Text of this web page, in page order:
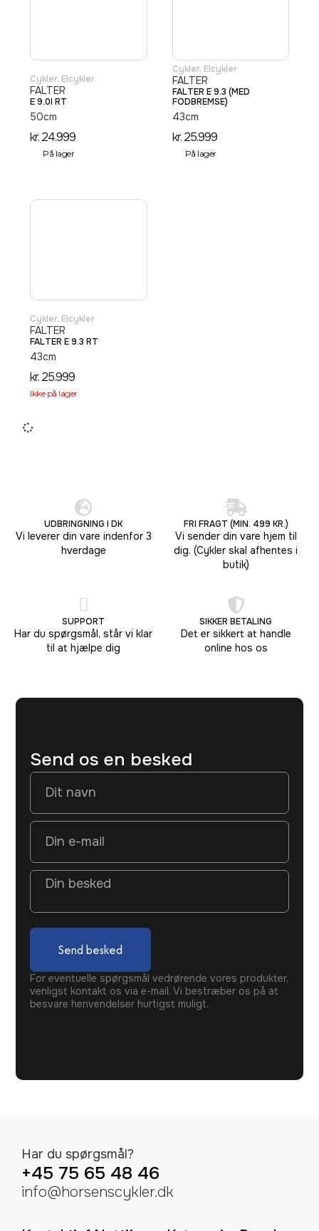
Cykler, Elcykler
FALTER
E 9.0I RT
50cm
kr.24.999
På lager
Cykler, Elcykler
FALTER
FALTER E 9.3 (MED
FODBREMSE)
43cm
kr.25.999
På lager
Cykler, Elcykler
FALTER
FALTER E 9.3 RT
43cm
kr.25.999
Ikke på lager
UDBRINGNING I DK
Vi leverer din vare indenfor 3
hverdage
FRI FRAGT (MIN. 499 KR.)
Vi sender din vare hjem til
dig. (Cykler skal afhentes i
butik)
SUPPORT
Har du spørgsmål, står vi klar
til at hjælpe dig
SIKKER BETALING
Det er sikkert at handle
online hos os
Send os en besked
Send besked
For eventuelle spørgsmål vedrørende vores produkter,
venligst kontakt os via e-mail. Vi bestræber os på at
besvare henvendelser hurtigst muligt.
Har du spørgsmål?
+45 75 65 48 46
info@horsenscykler.dk